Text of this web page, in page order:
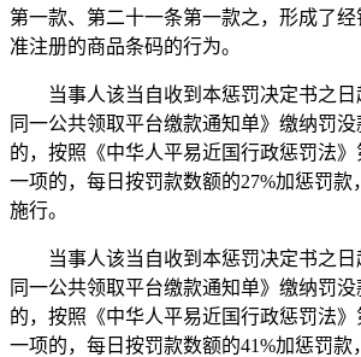
第一款、第二十一条第一款之，形成了
准注册的商品条码的行为。
当事人该当自收到本惩罚决定书之日
同一公共领取平台缴款通知单》缴纳罚
的，按照《中华人平易近国行政惩罚法
一项的，每日按罚款数额的27%加惩罚款
施行。
当事人该当自收到本惩罚决定书之日
同一公共领取平台缴款通知单》缴纳罚
的，按照《中华人平易近国行政惩罚法
一项的，每日按罚款数额的41%加惩罚款